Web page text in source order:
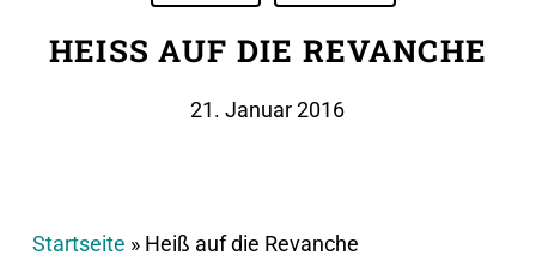
HEISS AUF DIE REVANCHE
21. Januar 2016
Startseite » Heiß auf die Revanche